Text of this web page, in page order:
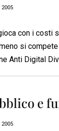
2005
con i costi
si
Anti Digital
e
2005